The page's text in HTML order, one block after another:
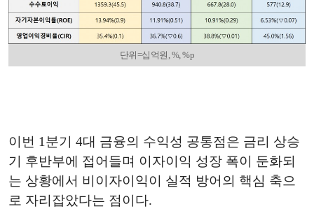
단위=십억원, %, %p
이번 1분기 4대 금융의 수익성 공통점은 금리 상승
기 후반부에 접어들며 이자이익 성장 폭이 둔화되
는 상황에서 비이자이익이 실적 방어의 핵심 축으
로 자리잡았다는 점이다.